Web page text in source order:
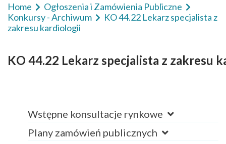
Home
Ogłoszenia i Zamówienia Publiczne
Konkursy - Archiwum
KO 44.22 Lekarz specjalista z
zakresu kardiologii
Wstępne konsultacje rynkowe
Plany zamówień publicznych
KO 44.22 Lekarz specjalista z zakresu